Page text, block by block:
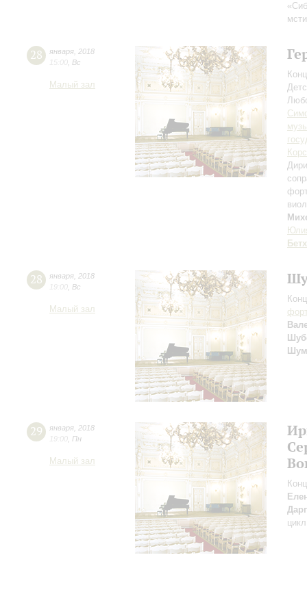
28 января 2018
15:00 Вс
Малый зал
28 января 2018
19:00 Вс
Малый зал
29 января 2018
19:00 Пн
Малый зал